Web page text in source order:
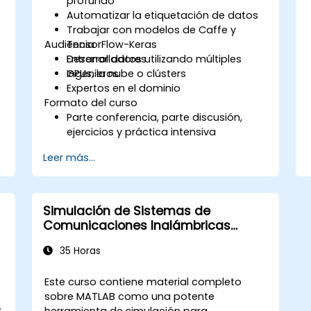
Automatizar la etiquetación de datos
Trabajar con modelos de Caffe y
TensorFlow-Keras
Entrenar datos utilizando múltiples
GPUs, la nube o clústers
Audiencia
Desarrolladores
Ingenieros
Expertos en el dominio
Formato del curso
Parte conferencia, parte discusión,
ejercicios y práctica intensiva
Leer más...
Simulación de Sistemas de
Comunicaciones Inalámbricas
35 Horas
Este curso contiene material completo
sobre MATLAB como una potente